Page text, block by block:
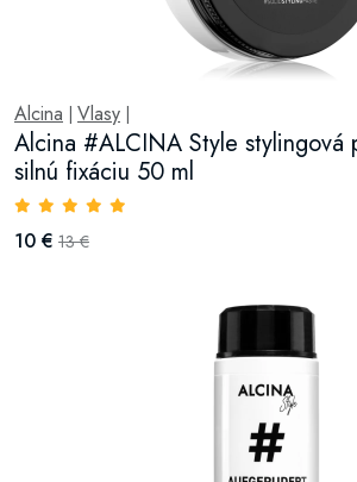
Alcina Vlasy
Alcina #ALCINA Style stylingová
silnú fixáciu 50 ml
10 € 13 €